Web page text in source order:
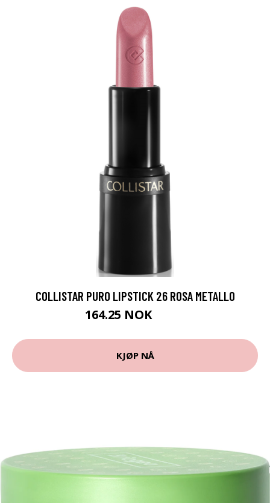
COLLISTAR PURO LIPSTICK 26 ROSA METALLO
164.25 NOK
KJØP NÅ